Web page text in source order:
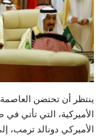
حياة
ينتظر أن تحتضن
الأميركية، التي تأتي في
الأميركي دونالد ترمب،